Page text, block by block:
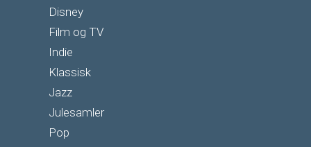
Disney
Film og TV
Indie
Klassisk
Jazz
Julesamler
Pop